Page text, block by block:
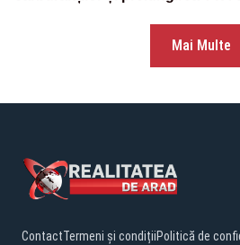
Mai Multe
ContactTermeni și condițiiPolitică de